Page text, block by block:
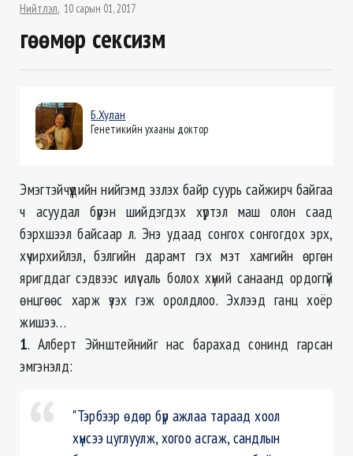
Нийтлэл 10 сарын 01, 2017
Өгөөмөр сексизм
Б.Хулан
Генетикийн ухааны доктор
Эмэгтэйчүүдийн нийгэмд эзлэх байр суурь сайжирч байгаа
ч асуудал бүрэн шийдэгдэх хүртэл маш олон саад
бэрхшээл байсаар л. Энэ удаад сонгох сонгогдох эрх,
хүчирхийлэл, бэлгийн дарамт гэх мэт хамгийн өргөн
яригддаг сэдвээс илүү аль болох хүний санаанд ордоггүй
өнцгөөс харж үзэх гэж оролдлоо. Эхлээд ганц хоёр
жишээ…
1. Алберт Эйнштейнийг нас барахад сонинд гарсан
эмгэнэлд:
"Тэрбээр өдөр бүр ажлаа тараад хоол
хүнсээ цуглуулж, хогоо асгаж, сандлын